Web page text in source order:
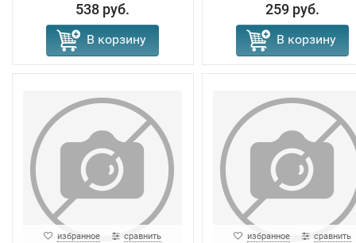
538 руб.
В корзину
259 руб.
В корзину
избранное сравнить избранное сравнить